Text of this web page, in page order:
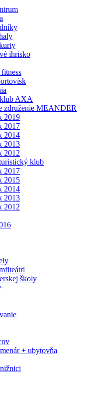
ihrisko
AXA
združenie MEANDER
2019
2017
2014
2013
2012
klub
2017
2015
2014
2013
2012
školy
+ ubytovňa